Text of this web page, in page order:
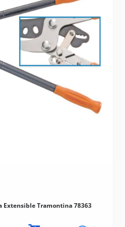
Extensible Tramontina 78363